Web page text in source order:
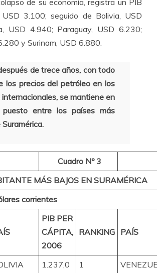
3.100; seguido de Bolivia, USD
USD 4.940; Paraguay, USD 6.230;
y Surinam, USD 6.880.
de trece años, con todo
los precios del petróleo en los
se mantiene en
entre los países más
Cuadro Nº 3
MÁS BAJOS EN SURAMÉRICA
corrientes
PIB PER
CÁPITA,
2006
RANKING PAÍS
1.237,0 1